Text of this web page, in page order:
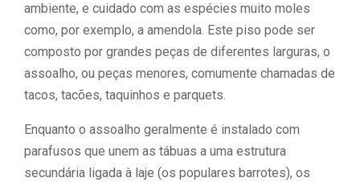
ambiente, e cuidado com as espécies muito moles
como, por exemplo, a amendola. Este piso pode ser
composto por grandes peças de diferentes larguras, o
assoalho, ou peças menores, comumente chamadas de
tacos, tacões, taquinhos e parquets.
Enquanto o assoalho geralmente é instalado com
parafusos que unem as tábuas a uma estrutura
secundária ligada à laje (os populares barrotes), os